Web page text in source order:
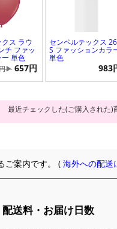
ス ラウ
チ ファッ
単色
▶ 657円
センペルテックス
S ファッションカラ
単色
983
最近チェックした(ご購入された)
ご案内です。 (海外への配送
配送料・お届け日数